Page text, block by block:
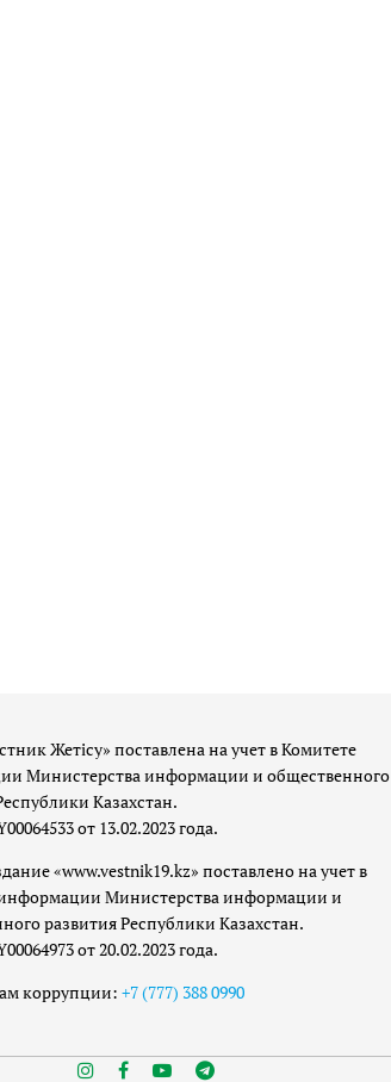
Жетісу» поставлена на учет в Комитете
Министерства информации и общественного
Казахстан.
от 13.02.2023 года.
«www.vestnik19.kz» поставлено на учет в
Министерства информации и
развития Республики Казахстан.
от 20.02.2023 года.
коррупции: +7 (777) 388 0990